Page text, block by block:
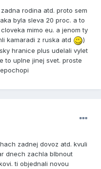
rodina atd. proto sem
byla sleva 20 proc. a to
mimo eu. a jenom ty
kamaradi z ruska atd
)
hranice plus udelali vylet
to uplne jinej svet. proste
zadnej dovoz atd. kvuli
dnech zachla blbnout
ti objednali novou